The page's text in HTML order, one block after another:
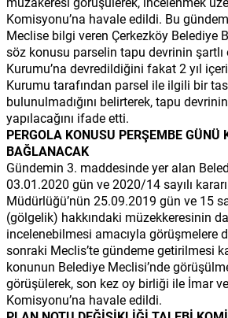
Komisyonu’na havale edildi. Bu
Meclise bilgi veren Çerkezköy Belediye
söz konusu parselin tapu devrinin
Kurumu’na devredildiğini fakat 2 yıl
Kurumu tarafından parsel ile ilgili bir
bulunulmadığını belirterek, tapu
yapılacağını ifade etti.
PERGOLA KONUSU PERŞEMBE GÜNÜ
BAĞLANACAK
Gündemin 3. maddesinde yer alan
03.01.2020 gün ve 2020/14 sayılı
Müdürlüğü’nün 25.09.2019 gün ve 15
(gölgelik) hakkındaki müzekkeresinin
incelenebilmesi amacıyla görüşmelere
sonraki Meclis’te gündeme getirilmesi
konunun Belediye Meclisi’nde
görüşülerek, son kez oy birliği ile İmar ve
Komisyonu’na havale edildi.